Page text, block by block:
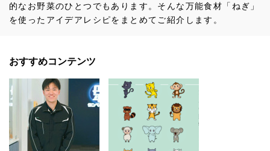
的なお野菜のひとつでもあります。そんな万能食材「ねぎ」
を使ったアイデアレシピをまとめてご紹介します。
おすすめコンテンツ